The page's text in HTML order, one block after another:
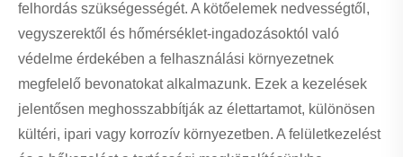
felhordás szükségességét. A kötőelemek nedvességtől,
vegyszerektől és hőmérséklet-ingadozásoktól való
védelme érdekében a felhasználási környezetnek
megfelelő bevonatokat alkalmazunk. Ezek a kezelések
jelentősen meghosszabbítják az élettartamot, különösen
kültéri, ipari vagy korrozív környezetben. A felületkezelést